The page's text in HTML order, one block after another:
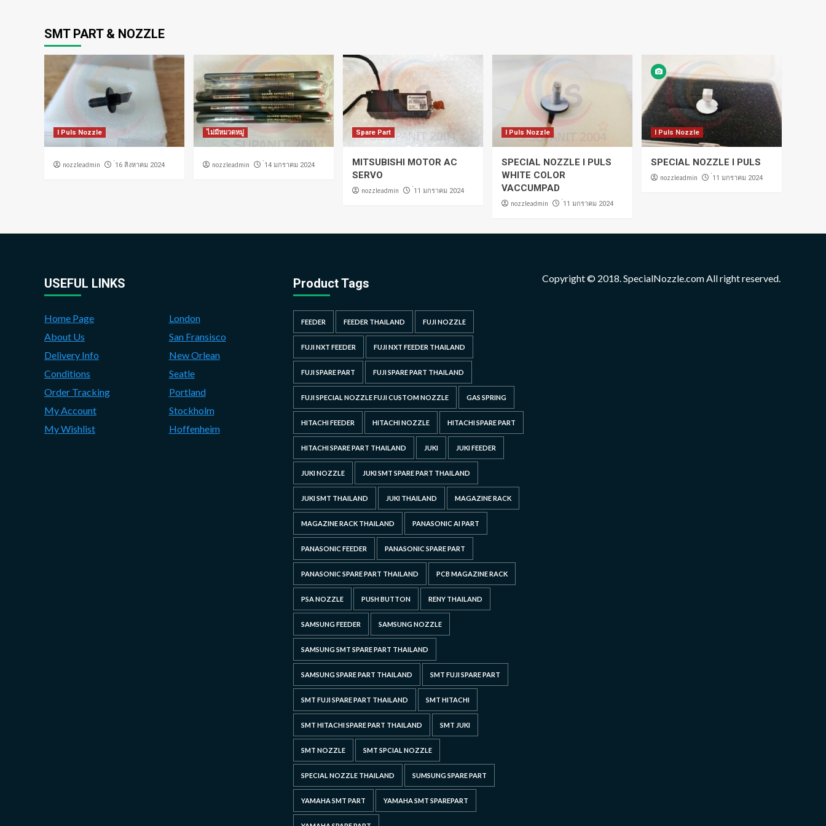
SMT PART & NOZZLE
I Puls Nozzle
nozzleadmin ่16 สิงหาคม 2024
ไม่มีหมวดหมู่
nozzleadmin ่14 มกราคม 2024
Spare Part
MITSUBISHI MOTOR AC
SERVO
nozzleadmin ่11 มกราคม 2024
I Puls Nozzle
SPECIAL NOZZLE I PULS
WHITE COLOR
VACCUMPAD
nozzleadmin ่11 มกราคม 2024
I Puls Nozzle
SPECIAL NOZZLE I PULS
nozzleadmin ่11 มกราคม 2024
USEFUL LINKS
Home Page
About Us
Delivery Info
Conditions
Order Tracking
My Account
My Wishlist
London
San Fransisco
New Orlean
Seatle
Portland
Stockholm
Hoffenheim
Product Tags
FEEDER FEEDER THAILAND FUJI NOZZLE
FUJI NXT FEEDER FUJI NXT FEEDER THAILAND
FUJI SPARE PART FUJI SPARE PART THAILAND
FUJI SPECIAL NOZZLE FUJI CUSTOM NOZZLE GAS SPRING
HITACHI FEEDER HITACHI NOZZLE HITACHI SPARE PART
HITACHI SPARE PART THAILAND JUKI JUKI FEEDER
JUKI NOZZLE JUKI SMT SPARE PART THAILAND
JUKI SMT THAILAND JUKI THAILAND MAGAZINE RACK
MAGAZINE RACK THAILAND PANASONIC AI PART
PANASONIC FEEDER PANASONIC SPARE PART
PANASONIC SPARE PART THAILAND PCB MAGAZINE RACK
PSA NOZZLE PUSH BUTTON RENY THAILAND
SAMSUNG FEEDER SAMSUNG NOZZLE
SAMSUNG SMT SPARE PART THAILAND
SAMSUNG SPARE PART THAILAND SMT FUJI SPARE PART
SMT FUJI SPARE PART THAILAND SMT HITACHI
SMT HITACHI SPARE PART THAILAND SMT JUKI
SMT NOZZLE SMT SPCIAL NOZZLE
SPECIAL NOZZLE THAILAND SUMSUNG SPARE PART
YAMAHA SMT PART YAMAHA SMT SPAREPART
Copyright © 2018. SpecialNozzle.com All right reserved.